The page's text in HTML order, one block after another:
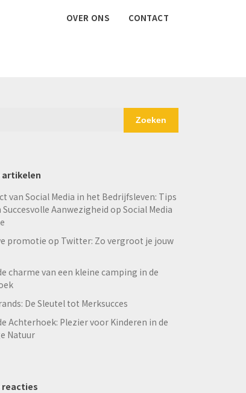
OVER ONS CONTACT
Zoeken
van Social Media in het Bedrijfsleven: Tips
Aanwezigheid op Social Media
promotie op Twitter: Zo vergroot je jouw
charme van een kleine camping in de
De Sleutel tot Merksucces
Achterhoek: Plezier voor Kinderen in de
Natuur